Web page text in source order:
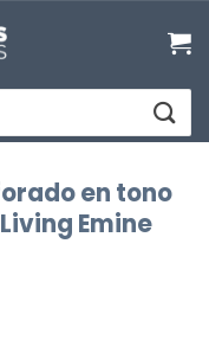
en tono
Emine